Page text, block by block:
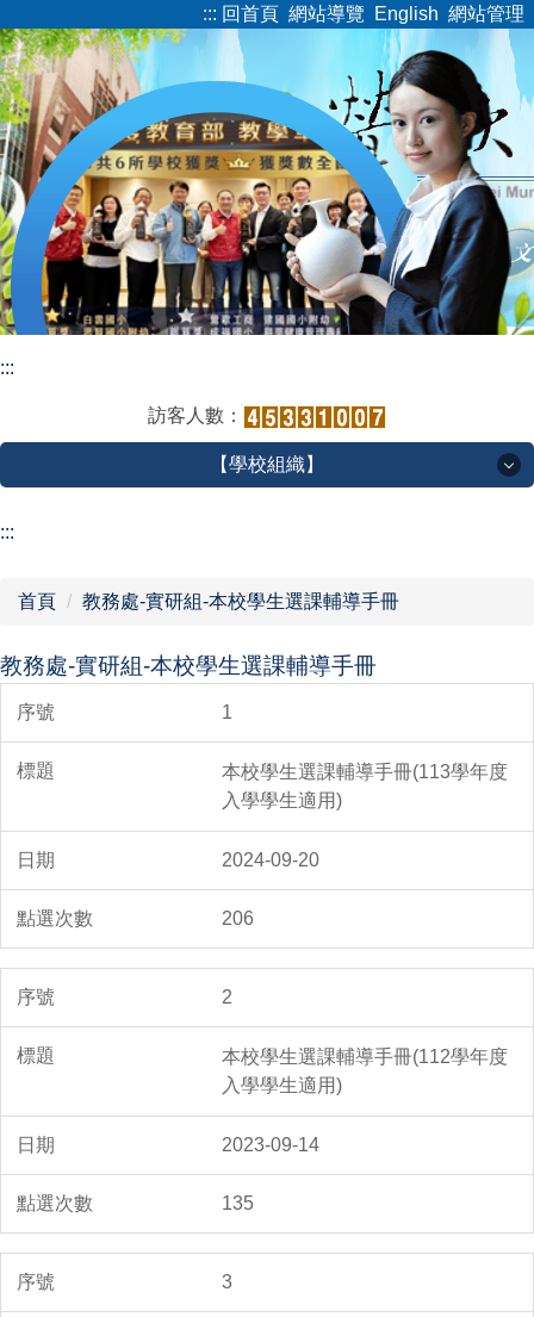
到
主
要
內
容
區
::: 回首頁 網站導覽 English 網站管理
:::
訪客人數：
【學校組織】
【學校組織】
網站導覽
:::
首頁 教務處-實研組-本校學生選課輔導手冊
教務處-實研組-本校學生選課輔導手冊
1
本校學生選課輔導手冊(113學年度
入學學生適用)
2024-09-20
206
2
本校學生選課輔導手冊(112學年度
入學學生適用)
2023-09-14
135
3